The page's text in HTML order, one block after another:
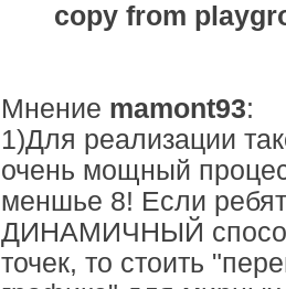
copy from
Мнение mamont93:
1)Для реализации
очень мощный
меншье 8! Если
ДИНАМИЧНЫЙ
точек, то стоить